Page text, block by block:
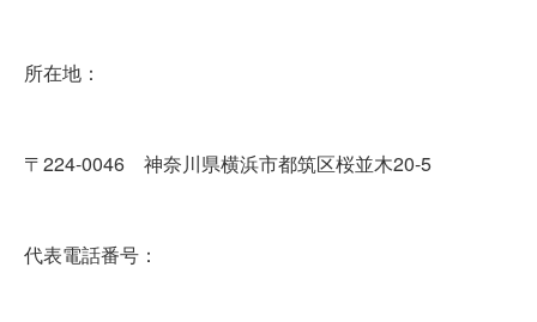
所在地：
〒224-0046 神奈川県横浜市都筑区桜並木20-5
代表電話番号：